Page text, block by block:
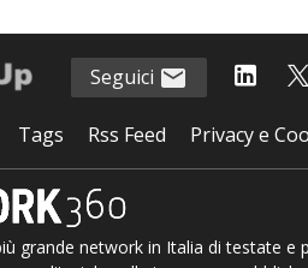
Seguici
Tags Rss Feed Privacy e
grande network in Italia di testate e